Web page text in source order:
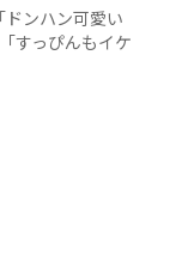
ンハン可愛い
すっぴんもイケ